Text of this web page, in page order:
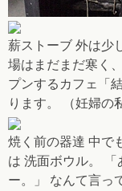
薪ストーブ 外は少
場はまだまだ寒く
プンするカフェ「
ります。 （妊婦の
焼く前の器達 中で
は 洗面ボウル。 「
ー。」 なんて言っ